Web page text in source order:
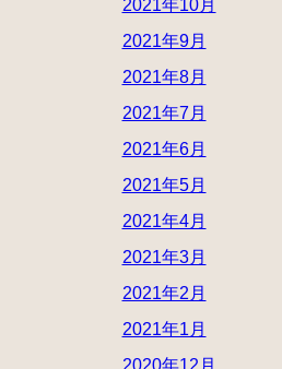
2021年10月
2021年9月
2021年8月
2021年7月
2021年6月
2021年5月
2021年4月
2021年3月
2021年2月
2021年1月
2020年12月